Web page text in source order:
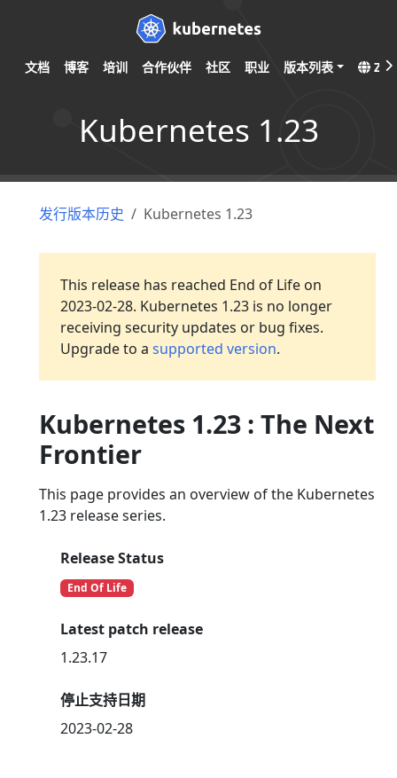
文档 博客 培训 合作伙伴 社区 职业 版本列表
Kubernetes 1.23
发行版本历史 Kubernetes 1.23
This release has reached End of Life on
2023-02-28. Kubernetes 1.23 is no longer
receiving security updates or bug fixes.
Upgrade to a supported version.
Kubernetes 1.23 : The Next
Frontier
This page provides an overview of the Kubernetes
1.23 release series.
Release Status
End Of Life
Latest patch release
1.23.17
停止支持日期
2023-02-28